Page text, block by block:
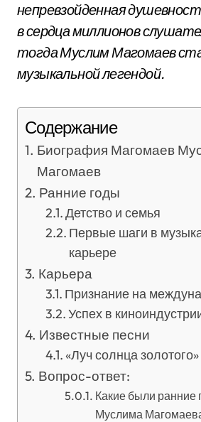
непревзойденная
в сердца миллионов
тогда Муслим Магомаев
музыкальной легендой.
Содержание
Биография Магомаев
Магомаев
Ранние годы
Детство и семья
Первые шаги в
карьере
Карьера
Признание на
Успех в
Известные песни
«Луч солнца золотого»
Вопрос-ответ:
Какие были ранние
Муслима